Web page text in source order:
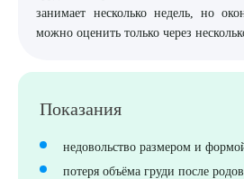
занимает несколько недель, но
можно оценить только через
Показания
недовольство размером и
потеря объёма груди после